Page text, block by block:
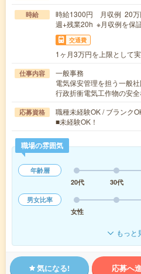
時給
時給1300円 月収例 20万
週+残業20h ※月収例を保
交通費
1ヶ月3万円を上限として
仕事内容
一般事務
電気保安管理を担う一般
行政折衝電気工作物の安
応募資格
職種未経験OK / ブランク
■未経験OK！
職場の雰囲気
年齢層
20代
30代
男女比率
女性
もっと
気になる! 応募へ